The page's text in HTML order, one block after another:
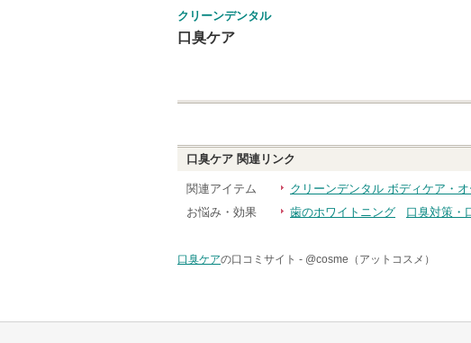
クリーンデンタル
口臭ケア
口臭ケア 関連リンク
関連アイテム クリーンデンタル ボディケア・
お悩み・効果
歯のホワイトニング 口臭対策・
口臭ケアの口コミサイト - @cosme（アットコスメ）